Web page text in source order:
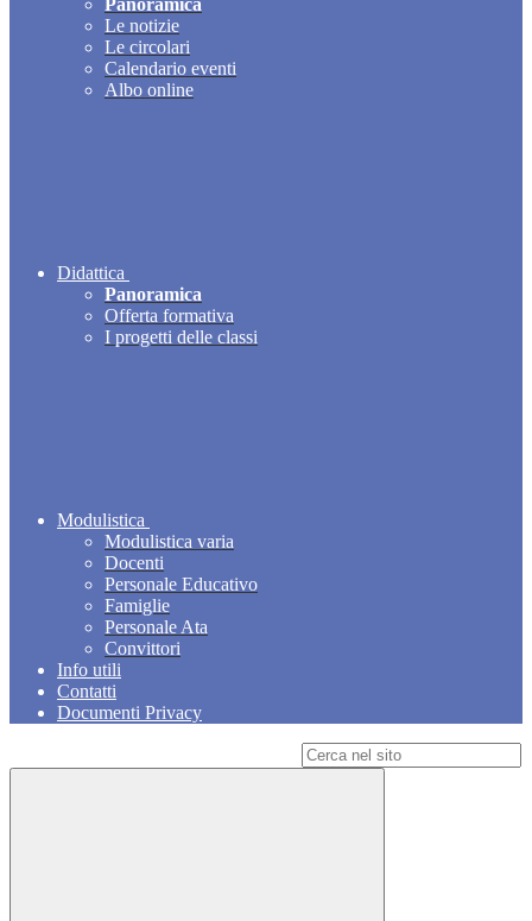
Panoramica
Le notizie
Le circolari
Calendario eventi
Albo online
Didattica
Panoramica
Offerta formativa
I progetti delle classi
Modulistica
Modulistica varia
Docenti
Personale Educativo
Famiglie
Personale Ata
Convittori
Info utili
Contatti
Documenti Privacy